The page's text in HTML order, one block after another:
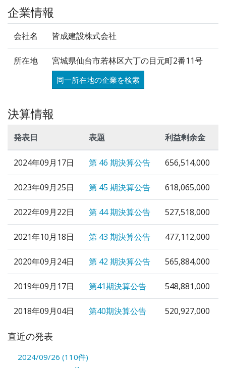
企業情報
会社名 皆成建設株式会社
所在地 宮城県仙台市若林区六丁の目元町2番11号
同一所在地の企業を検索
決算情報
発表日 表題 利益剰余金
2024年09月17日 第 46 期決算公告 656,514,000
2023年09月25日 第 45 期決算公告 618,065,000
2022年09月22日 第 44 期決算公告 527,518,000
2021年10月18日 第 43 期決算公告 477,112,000
2020年09月24日 第 42 期決算公告 565,884,000
2019年09月17日 第41期決算公告 548,881,000
2018年09月04日 第40期決算公告 520,927,000
直近の発表
2024/09/26 (110件)